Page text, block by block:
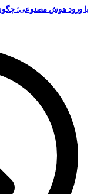
با ورود هوش مصنوعی؛